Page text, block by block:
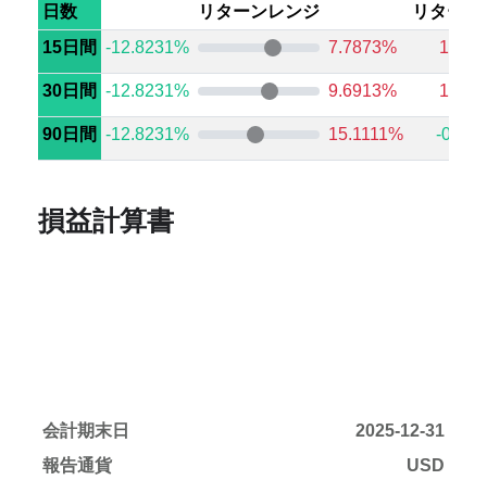
日数 リターンレンジ
リターン
15日間 -12.8231% 7.7873%
30日間 -12.8231% 9.6913%
90日間 -12.8231% 15.1111% -
損益計算書
会計期末日
2025-12-31
報告通貨
USD